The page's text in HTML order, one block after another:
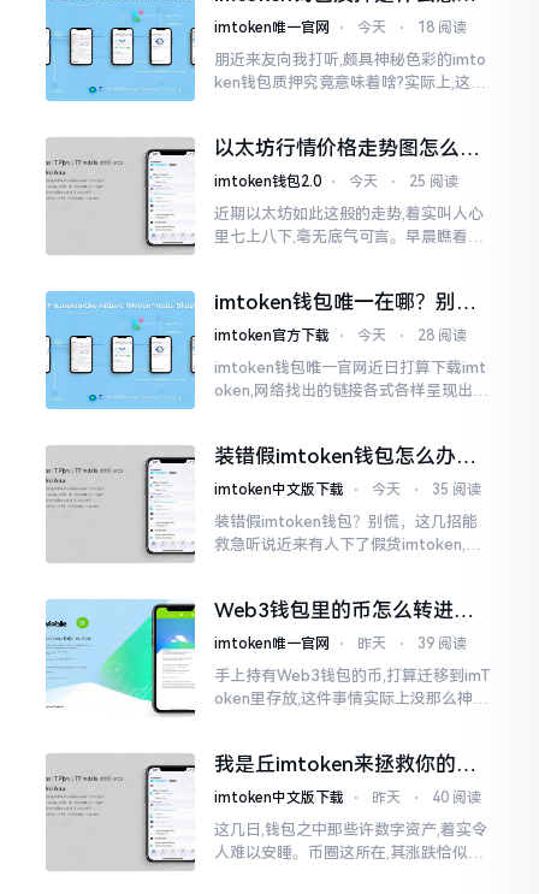
思？一文讲透
imtoken唯一官网 ⋅ 今天 ⋅ 18 阅读
朋近来友向我打听,颇具神秘色彩的imto
ken钱包质押究竟意味着啥?实际上,这一
以太坊行情价格走势图怎么看
才不亏钱
imtoken钱包2.0 ⋅ 今天 ⋅ 25 阅读
近期以太坊如此这般的走势,着实叫人心
里七上八下,毫无底气可言。早晨瞧看之
得让人心里直冒慌意。
imtoken钱包唯一在哪？别乱
点，小心假网站
imtoken官方下载 ⋅ 今天 ⋅ 28 阅读
imtoken钱包唯一官网近日打算下载imt
oken,网络找出的链接各式各样呈现出乱
直忐忑不安。我折腾了好些日子
装错假imtoken钱包怎么办？
别慌，快卸载，这几招能救急
imtoken中文版下载 ⋅ 今天 ⋅ 35 阅读
装错假imtoken钱包？别慌，这几招能
救急听说近来有人下了假货imtoken,心
是陷阱。
Web3钱包里的币怎么转进
imToken？别慌，三步搞定
imtoken唯一官网 ⋅ 昨天 ⋅ 39 阅读
手上持有Web3钱包的币,打算迁移到imT
oken里存放,这件事情实际上没那么神秘
我是丘imtoken来拯救你的钱
包
imtoken中文版下载 ⋅ 昨天 ⋅ 40 阅读
这几日,钱包之中那些许数字资产,着实令
人难以安睡。币圈这所在,其涨跌恰似翻